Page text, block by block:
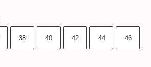
38 40 42 44 46